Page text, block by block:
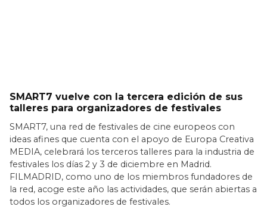
SMART7 vuelve con la tercera edición de sus
talleres para organizadores de festivales
SMART7, una red de festivales de cine europeos con
ideas afines que cuenta con el apoyo de Europa Creativa
MEDIA, celebrará los terceros talleres para la industria de
festivales los días 2 y 3 de diciembre en Madrid.
FILMADRID, como uno de los miembros fundadores de
la red, acoge este año las actividades, que serán abiertas a
todos los organizadores de festivales.